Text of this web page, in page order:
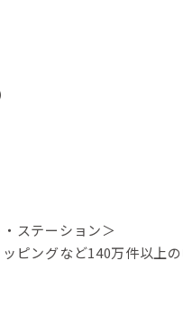
ステーション＞
ピングなど140万件以上